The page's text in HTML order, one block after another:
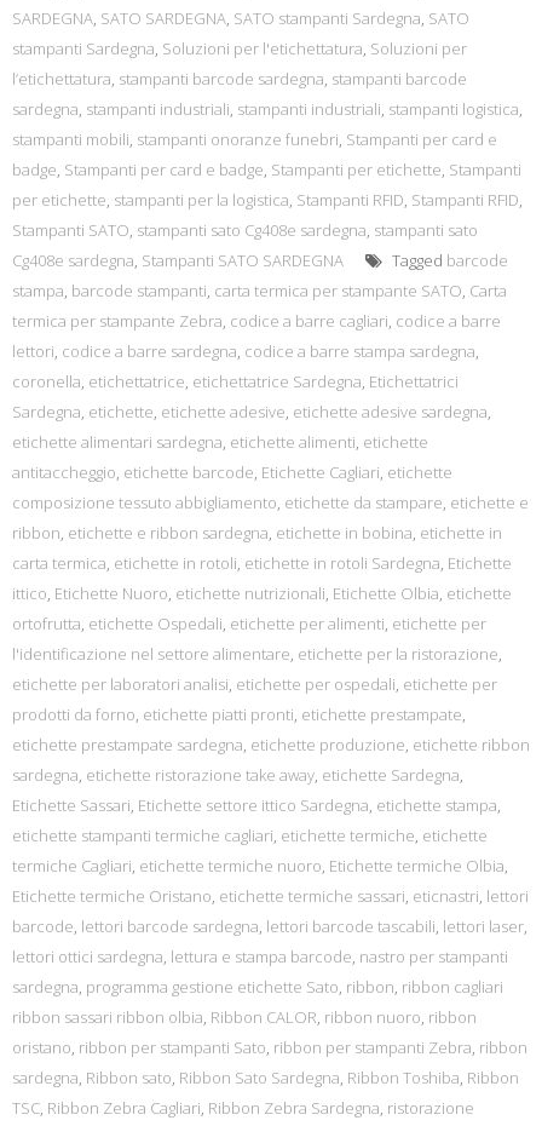
SARDEGNA, SATO SARDEGNA, SATO stampanti Sardegna, SATO
stampanti Sardegna, Soluzioni per l'etichettatura, Soluzioni per
l’etichettatura, stampanti barcode sardegna, stampanti barcode
sardegna, stampanti industriali, stampanti industriali, stampanti logistica,
stampanti mobili, stampanti onoranze funebri, Stampanti per card e
badge, Stampanti per card e badge, Stampanti per etichette, Stampanti
per etichette, stampanti per la logistica, Stampanti RFID, Stampanti RFID,
Stampanti SATO, stampanti sato Cg408e sardegna, stampanti sato
Cg408e sardegna, Stampanti SATO SARDEGNA Tagged barcode
stampa, barcode stampanti, carta termica per stampante SATO, Carta
termica per stampante Zebra, codice a barre cagliari, codice a barre
lettori, codice a barre sardegna, codice a barre stampa sardegna,
coronella, etichettatrice, etichettatrice Sardegna, Etichettatrici
Sardegna, etichette, etichette adesive, etichette adesive sardegna,
etichette alimentari sardegna, etichette alimenti, etichette
antitaccheggio, etichette barcode, Etichette Cagliari, etichette
composizione tessuto abbigliamento, etichette da stampare, etichette e
ribbon, etichette e ribbon sardegna, etichette in bobina, etichette in
carta termica, etichette in rotoli, etichette in rotoli Sardegna, Etichette
ittico, Etichette Nuoro, etichette nutrizionali, Etichette Olbia, etichette
ortofrutta, etichette Ospedali, etichette per alimenti, etichette per
l'identificazione nel settore alimentare, etichette per la ristorazione,
etichette per laboratori analisi, etichette per ospedali, etichette per
prodotti da forno, etichette piatti pronti, etichette prestampate,
etichette prestampate sardegna, etichette produzione, etichette ribbon
sardegna, etichette ristorazione take away, etichette Sardegna,
Etichette Sassari, Etichette settore ittico Sardegna, etichette stampa,
etichette stampanti termiche cagliari, etichette termiche, etichette
termiche Cagliari, etichette termiche nuoro, Etichette termiche Olbia,
Etichette termiche Oristano, etichette termiche sassari, eticnastri, lettori
barcode, lettori barcode sardegna, lettori barcode tascabili, lettori laser,
lettori ottici sardegna, lettura e stampa barcode, nastro per stampanti
sardegna, programma gestione etichette Sato, ribbon, ribbon cagliari
ribbon sassari ribbon olbia, Ribbon CALOR, ribbon nuoro, ribbon
oristano, ribbon per stampanti Sato, ribbon per stampanti Zebra, ribbon
sardegna, Ribbon sato, Ribbon Sato Sardegna, Ribbon Toshiba, Ribbon
TSC, Ribbon Zebra Cagliari, Ribbon Zebra Sardegna, ristorazione